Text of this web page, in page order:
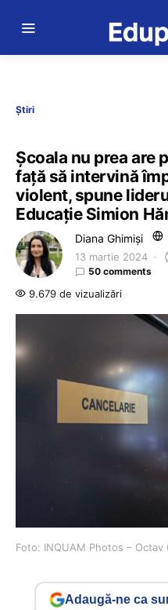
Știri
Școala nu prea are
față să intervină
violent, spune
Educație Simion
Diana Ghimiși
13 martie 2024
50 comments
9.679 de vizualizări
Foto: INQUAM Photos – Octav
Adaugă-ne ca